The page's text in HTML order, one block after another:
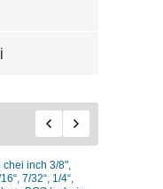
chei inch 3/8",
7/32“, 1/4“,